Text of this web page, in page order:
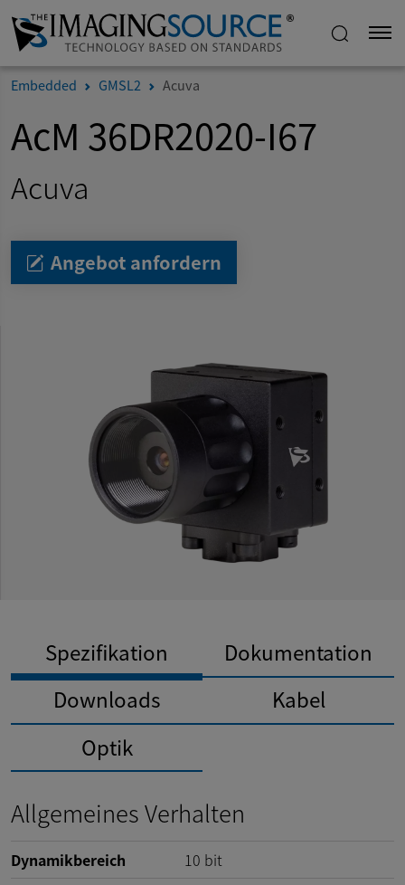
Embedded GMSL2 Acuva
AcM 36DR2020-I67
Acuva
Angebot anfordern
Spezifikation
Dokumentation
Downloads
Kabel
Optik
Allgemeines Verhalten
Dynamikbereich 10 bit